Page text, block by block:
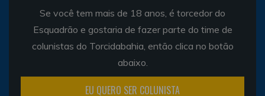
Se você tem mais de 18 anos, é torcedor do
Esquadrão e gostaria de fazer parte do time de
colunistas do Torcidabahia, então clica no botão
abaixo.
EU QUERO SER COLUNISTA